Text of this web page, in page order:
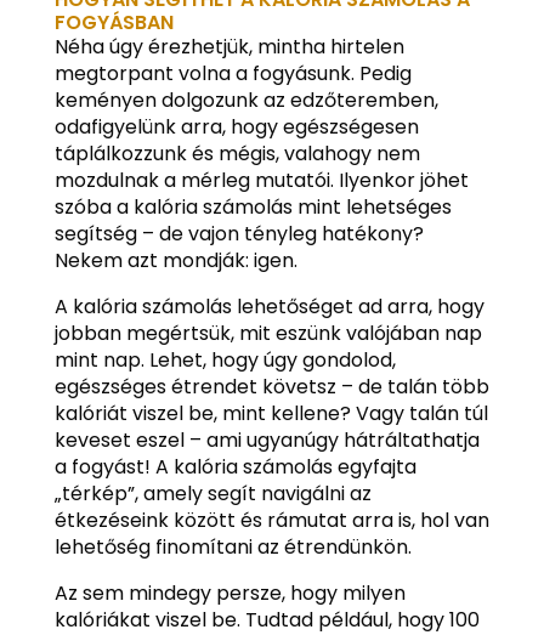
FOGYÁSBAN
Néha úgy érezhetjük, mintha hirtelen
megtorpant volna a fogyásunk. Pedig
keményen dolgozunk az edzőteremben,
odafigyelünk arra, hogy egészségesen
táplálkozzunk és mégis, valahogy nem
mozdulnak a mérleg mutatói. Ilyenkor jöhet
szóba a kalória számolás mint lehetséges
segítség – de vajon tényleg hatékony?
Nekem azt mondják: igen.
A kalória számolás lehetőséget ad arra, hogy
jobban megértsük, mit eszünk valójában nap
mint nap. Lehet, hogy úgy gondolod,
egészséges étrendet követsz – de talán több
kalóriát viszel be, mint kellene? Vagy talán túl
keveset eszel – ami ugyanúgy hátráltathatja
a fogyást! A kalória számolás egyfajta
„térkép”, amely segít navigálni az
étkezéseink között és rámutat arra is, hol van
lehetőség finomítani az étrendünkön.
Az sem mindegy persze, hogy milyen
kalóriákat viszel be. Tudtad például, hogy 100